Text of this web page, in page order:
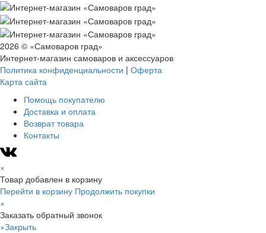
2026 © «Самоваров град»
Интернет-магазин самоваров и аксессуаров
Политика конфиденциальности | Оферта
Карта сайта
Помощь покупателю
Доставка и оплата
Возврат товара
Контакты
×
Товар добавлен в корзину
Перейти в корзину Продолжить покупки
×
Заказать обратный звонок
×Закрыть